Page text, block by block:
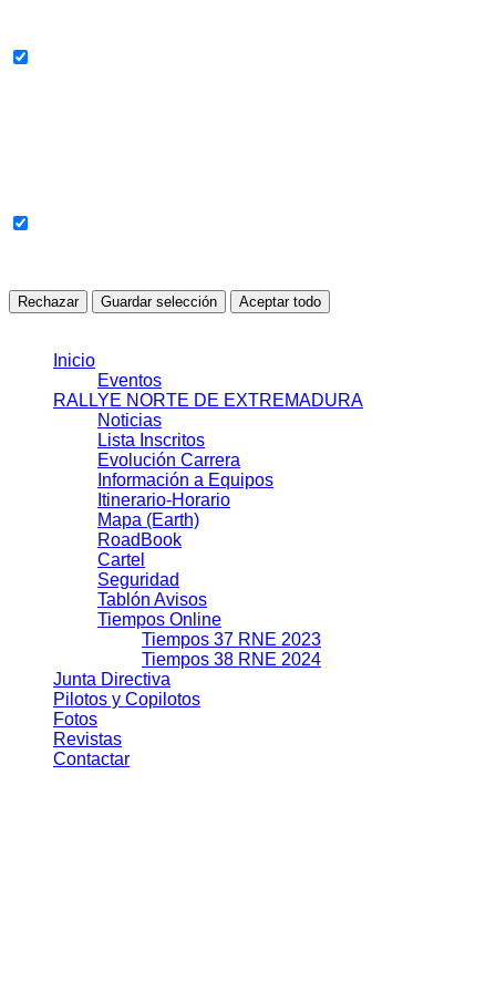
Rechazar Guardar selección Aceptar todo
Inicio
Eventos
RALLYE NORTE DE EXTREMADURA
Noticias
Lista Inscritos
Evolución Carrera
Información a Equipos
Itinerario-Horario
Mapa (Earth)
RoadBook
Cartel
Seguridad
Tablón Avisos
Tiempos Online
Tiempos 37 RNE 2023
Tiempos 38 RNE 2024
Junta Directiva
Pilotos y Copilotos
Fotos
Revistas
Contactar